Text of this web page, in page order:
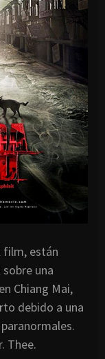
film, están
una
Chiang Mai,
debido a una
Thee.